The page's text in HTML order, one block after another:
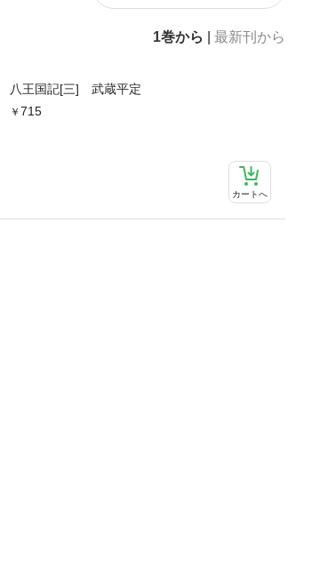
1巻から 最新刊から
八王国記[三] 武蔵平定
715
カートへ